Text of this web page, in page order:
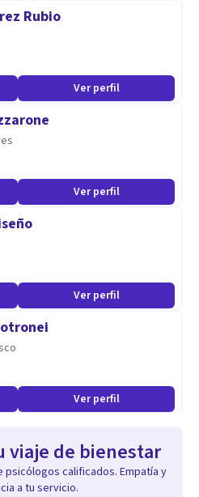
Rubio
Ver perfil
Ver perfil
Ver perfil
Ver perfil
viaje de bienestar
psicólogos calificados. Empatía y
a tu servicio.